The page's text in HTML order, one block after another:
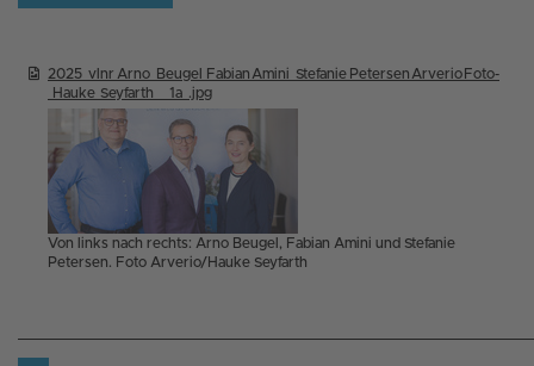
2025­_vlnr­_Arno­_Beugel­_Fabian­_Amini­_Stefanie­_Petersen­_Arverio­_Foto­
_Hauke­_Seyfarth­_­_1a­_.jpg
Von links nach rechts: Arno Beugel, Fabian Amini und Stefanie
Petersen. Foto Arverio/Hauke Seyfarth